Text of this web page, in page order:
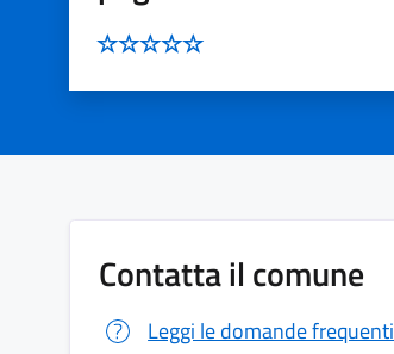
Contatta il comune
Leggi le domande frequenti